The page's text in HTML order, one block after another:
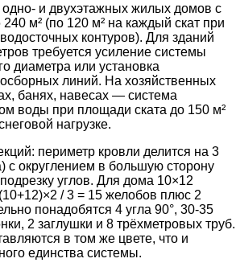
и двухэтажных жилых домов с
м² (по 120 м² на каждый скат при
контуров). Для зданий
требуется усиление системы
диаметра или установка
линий. На хозяйственных
банях, навесах — система
воды при площади ската до 150 м²
нагрузке.
периметр кровли делится на 3
с округлением в большую сторону
углов. Для дома 10×12
/ 3 = 15 желобов плюс 2
понадобятся 4 угла 90°, 30-35
2 заглушки и 8 трёхметровых труб.
в том же цвете, что и
единства системы.